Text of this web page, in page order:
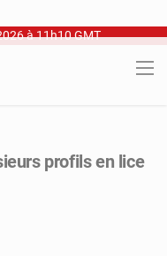
à 11h10 GMT
profils en lice